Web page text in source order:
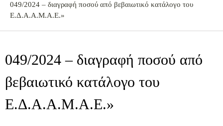
049/2024 – διαγραφή ποσού από βεβαιωτικό κατάλογο του
Ε.Δ.Α.Α.Μ.Α.Ε.»
049/2024 – διαγραφή ποσού από
βεβαιωτικό κατάλογο του
Ε.Δ.Α.Α.Μ.Α.Ε.»